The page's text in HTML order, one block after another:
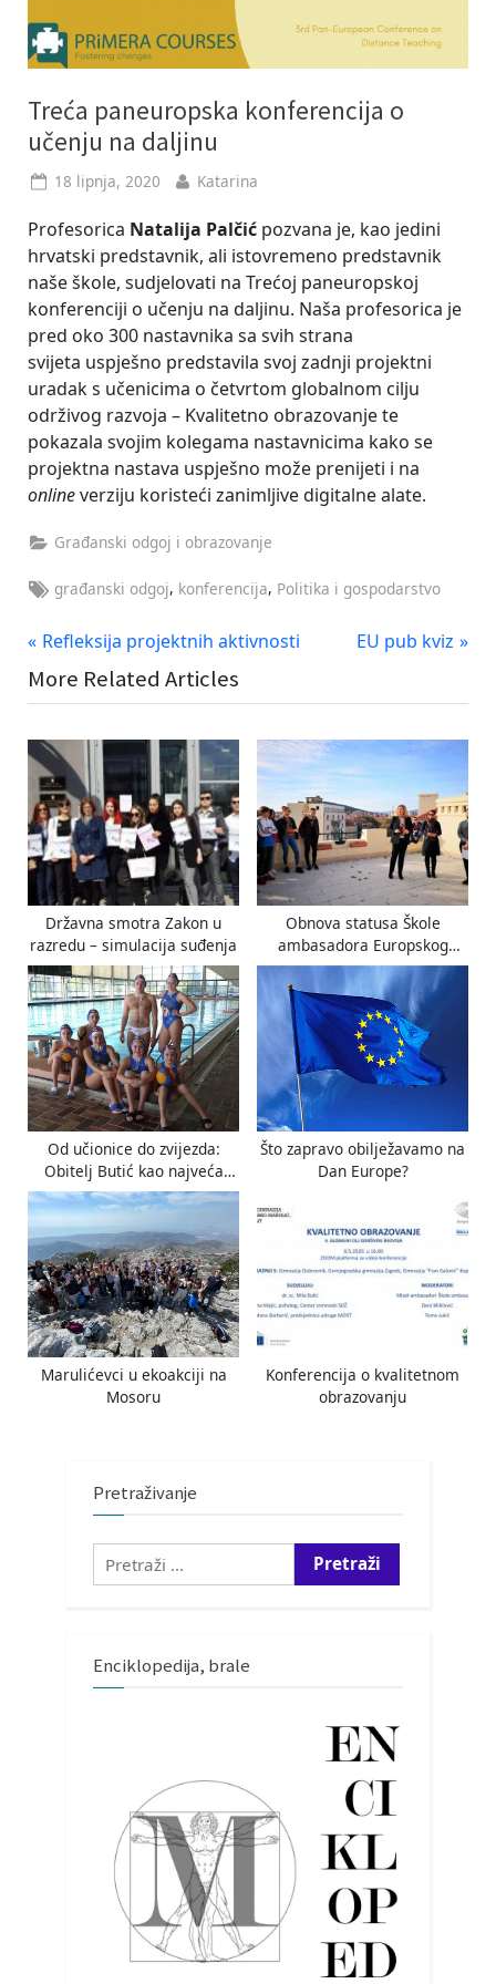
Treća paneuropska konferencija o
učenju na daljinu
Posted
18 lipnja, 2020 By
Katarina
Profesorica Natalija Palčić pozvana je, kao jedini
hrvatski predstavnik, ali istovremeno predstavnik
naše škole, sudjelovati na Trećoj paneuropskoj
konferenciji o učenju na daljinu. Naša profesorica je
pred oko 300 nastavnika sa svih strana
svijeta uspješno predstavila svoj zadnji projektni
uradak s učenicima o četvrtom globalnom cilju
održivog razvoja – Kvalitetno obrazovanje te
pokazala svojim kolegama nastavnicima kako se
projektna nastava uspješno može prenijeti i na
onlineverziju koristeći zanimljive digitalne alate.
Građanski odgoj i obrazovanje
Tags:
građanski odgoj, konferencija, Politika i gospodarstvo
Navigacija
objava
P
r
e
i
o
u
s
P
o
s
t
:
Refleksija projektnih aktivnosti
N
P
o
s
t
:
EU pub kviz
More Related Articles
Državna smotra Zakon u
razredu – simulacija suđenja
Obnova statusa Škole
ambasadora Europskog
Parlamenta
Od učionice do zvijezda:
Obitelj Butić kao najveća
vaterpolska obitelj
Što zapravo obilježavamo na
Dan Europe?
Marulićevci u ekoakciji na
Mosoru
Konferencija o kvalitetnom
obrazovanju
Pretraživanje
Pretraži:
Enciklopedija, brale